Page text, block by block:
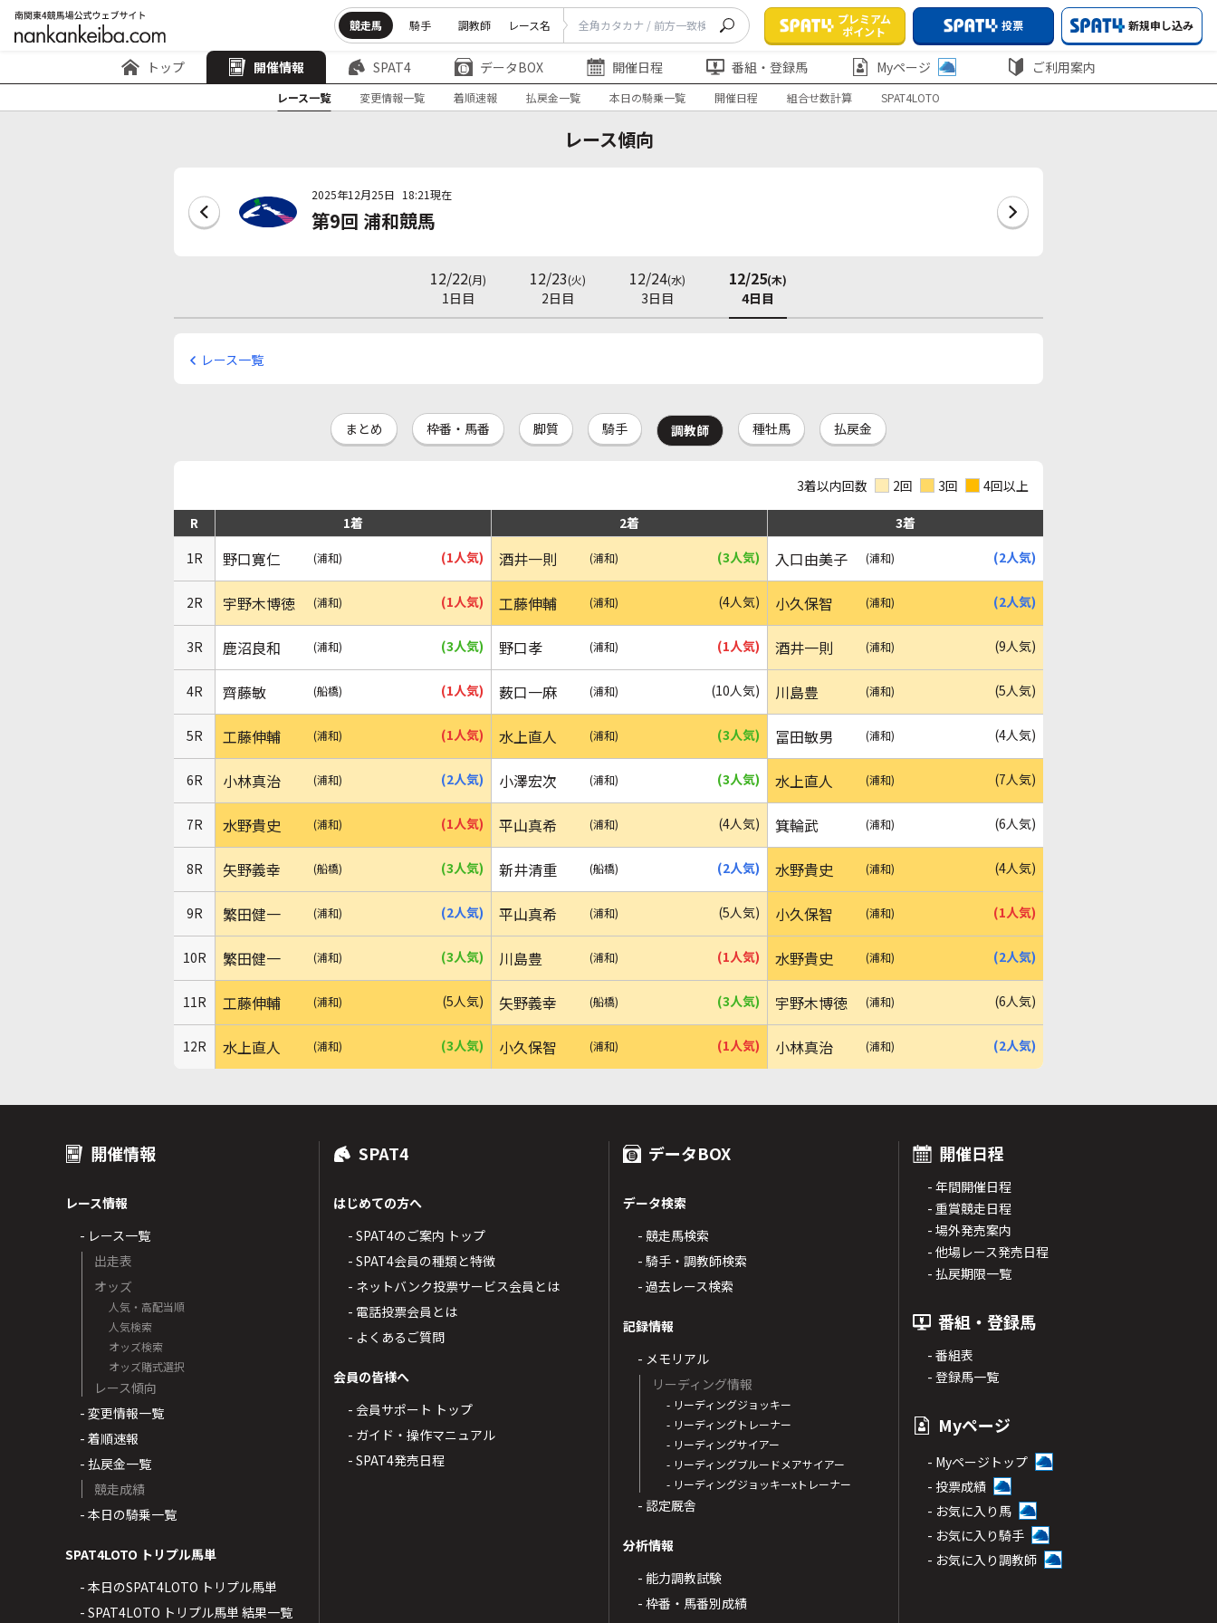
競走馬 騎手 調教師 レース名
プレミアム
ポイント
投票 新規申し込み
トップ 開催情報 SPAT4 データBOX 開催日程 番組・登録馬 Myページ ご利用案内
レース一覧 変更情報一覧 着順速報 払戻金一覧 本日の騎乗一覧 開催日程 組合せ数計算 SPAT4LOTO
レース傾向
2025年12月25日 18:21現在
第9回 浦和競馬
12/22(月)
1日目
12/23(火)
2日目
12/24(水)
3日目
12/25(木)
4日目
レース一覧
まとめ 枠番・馬番 脚質 騎手 調教師 種牡馬 払戻金
3着以内回数 2回 3回 4回以上
R 1着 2着
3着
1R
野口寛仁 (浦和) (1人気) 酒井一則 (浦和) (3人気) 入口由美子 (浦和) (2人気)
2R 宇野木博徳 (浦和) (1人気) 工藤伸輔 (浦和) (4人気) 小久保智 (浦和) (2人気)
3R 鹿沼良和 (浦和) (3人気) 野口孝 (浦和) (1人気) 酒井一則 (浦和) (9人気)
4R 齊藤敏 (船橋) (1人気) 薮口一麻 (浦和) (10人気) 川島豊 (浦和) (5人気)
5R 工藤伸輔 (浦和) (1人気) 水上直人 (浦和) (3人気) 冨田敏男 (浦和) (4人気)
6R 小林真治 (浦和) (2人気) 小澤宏次 (浦和) (3人気) 水上直人 (浦和) (7人気)
7R 水野貴史 (浦和) (1人気) 平山真希 (浦和) (4人気) 箕輪武 (浦和) (6人気)
8R 矢野義幸 (船橋) (3人気) 新井清重 (船橋) (2人気) 水野貴史 (浦和) (4人気)
9R 繁田健一 (浦和) (2人気) 平山真希 (浦和) (5人気) 小久保智 (浦和) (1人気)
10R 繁田健一 (浦和) (3人気) 川島豊 (浦和) (1人気) 水野貴史 (浦和) (2人気)
11R 工藤伸輔 (浦和) (5人気) 矢野義幸 (船橋) (3人気) 宇野木博徳 (浦和) (6人気)
12R 水上直人 (浦和) (3人気) 小久保智 (浦和) (1人気) 小林真治 (浦和) (2人気)
開催情報
レース情報
- レース一覧
出走表
オッズ
人気・高配当順
人気検索
オッズ検索
オッズ賭式選択
レース傾向
- 変更情報一覧
- 着順速報
- 払戻金一覧
競走成績
- 本日の騎乗一覧
SPAT4LOTO トリプル馬単
- 本日のSPAT4LOTO トリプル馬単
- SPAT4LOTO トリプル馬単 結果一覧
SPAT4
はじめての方へ
- SPAT4のご案内 トップ
- SPAT4会員の種類と特徴
- ネットバンク投票サービス会員とは
- 電話投票会員とは
- よくあるご質問
会員の皆様へ
- 会員サポート トップ
- ガイド・操作マニュアル
- SPAT4発売日程
データBOX
データ検索
- 競走馬検索
- 騎手・調教師検索
- 過去レース検索
記録情報
- メモリアル
リーディング情報
- リーディングジョッキー
- リーディングトレーナー
- リーディングサイアー
- リーディングブルードメアサイアー
- リーディングジョッキーxトレーナー
- 認定厩舎
分析情報
- 能力調教試験
- 枠番・馬番別成績
開催日程
- 年間開催日程
- 重賞競走日程
- 場外発売案内
- 他場レース発売日程
- 払戻期限一覧
番組・登録馬
- 番組表
- 登録馬一覧
Myページ
- Myページトップ
- 投票成績
- お気に入り馬
- お気に入り騎手
- お気に入り調教師